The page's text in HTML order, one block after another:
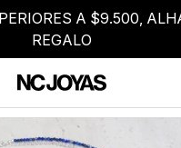
A $9.500,
REGALO